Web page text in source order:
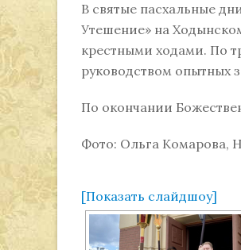
В святые пасхальные
Утешение» на
крестными ходами. По
руководством опытных
По окончании
Фото: Ольга Комарова,
[Показать слайдшоу]